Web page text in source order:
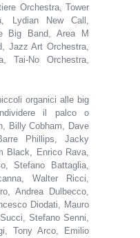
Orchestra, Tower
Lydian New Call,
Big Band, Area M
Jazz Art Orchestra,
Tai-No Orchestra,
organici alle big
il palco o
Billy Cobham, Dave
Phillips, Jacky
Black, Enrico Rava,
Stefano Battaglia,
Walter Ricci,
Andrea Dulbecco,
Diodati, Mauro
Stefano Senni,
Tony Arco, Emilio